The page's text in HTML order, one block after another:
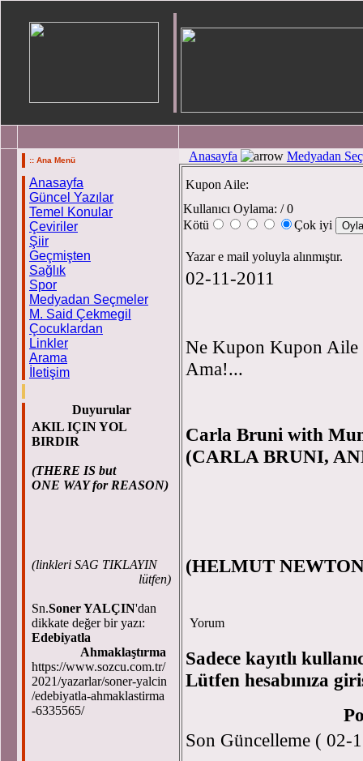
:: Ana Menü
Anasayfa
Güncel Yazılar
Temel Konular
Çeviriler
Şiir
Geçmişten
Sağlık
Spor
Medyadan Seçmeler
M. Said Çekmegil
Çocuklardan
Linkler
Arama
İletişim
Duyurular
AKIL IÇIN YOL
BIRDIR
(THERE IS but
ONE WAY for REASON)
(linkleri SAG TIKLAYIN
lütfen)
Sn.Soner YALÇIN'dan
dikkate değer bir yazı:
Edebiyatla
Ahmaklaştırma
https://www.sozcu.com.tr/
2021/yazarlar/soner-yalcin
/edebiyatla-ahmaklastirma
-6335565/
Anasayfa Medyadan
Kupon Aile:
Kullanıcı Oylama: / 0
Kötü
Çok iyi
Yazar e mail yoluyla alınmıştır.
02-11-2011
Ne Kupon Kupon Aile
Carla Bruni with
(CARLA BRUNI,
(HELMUT
Yorum
Sadece kayıtlı
Lütfen hesabınıza
Son Güncelleme ( 02-